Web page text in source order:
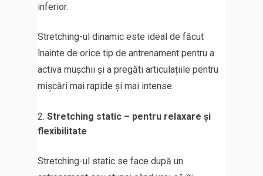
inferior.
Stretching-ul dinamic este ideal de făcut
înainte de orice tip de antrenament pentru a
activa mușchii și a pregăti articulațiile pentru
mișcări mai rapide și mai intense.
Stretching static – pentru relaxare și
flexibilitate
Stretching-ul static se face după un